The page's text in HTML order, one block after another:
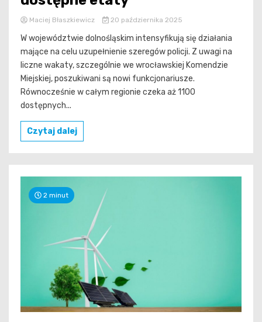
Maciej Błaszkiewicz 20 października 2025
W województwie dolnośląskim intensyfikują się działania
mające na celu uzupełnienie szeregów policji. Z uwagi na
liczne wakaty, szczególnie we wrocławskiej Komendzie
Miejskiej, poszukiwani są nowi funkcjonariusze.
Równocześnie w całym regionie czeka aż 1100
dostępnych...
Czytaj dalej
2 minut